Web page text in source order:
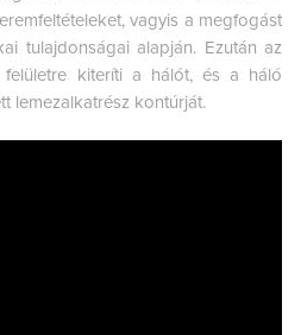
vagyis a megfogást
tulajdonságai alapján. Ezután az
kiteríti a hálót, és a háló
lemezalkatrész kontúrját.